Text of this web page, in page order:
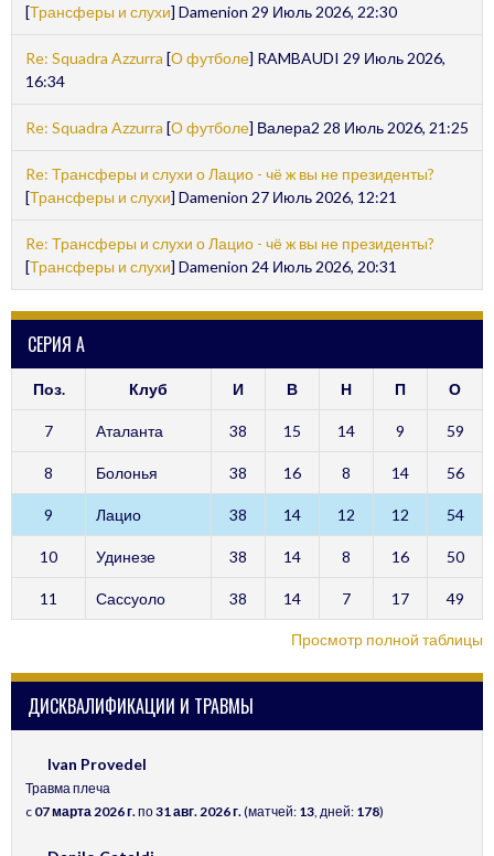
[Трансферы и слухи] Damenion 29 Июль 2026, 22:30
Re: Squadra Azzurra [О футболе] RAMBAUDI 29 Июль 2026,
16:34
Re: Squadra Azzurra [О футболе] Валера2 28 Июль 2026, 21:25
Re: Трансферы и слухи о Лацио - чё ж вы не президенты?
[Трансферы и слухи] Damenion 27 Июль 2026, 12:21
Re: Трансферы и слухи о Лацио - чё ж вы не президенты?
[Трансферы и слухи] Damenion 24 Июль 2026, 20:31
СЕРИЯ А
Поз. Клуб И В Н П О
7 Аталанта 38 15 14 9 59
8 Болонья 38 16 8 14 56
9 Лацио 38 14 12 12 54
10 Удинезе 38 14 8 16 50
11 Сассуоло 38 14 7 17 49
Просмотр полной таблицы
ДИСКВАЛИФИКАЦИИ И ТРАВМЫ
Ivan Provedel
Травма плеча
c 07 марта 2026 г.по31 авг. 2026 г.(матчей: 13, дней: 178)